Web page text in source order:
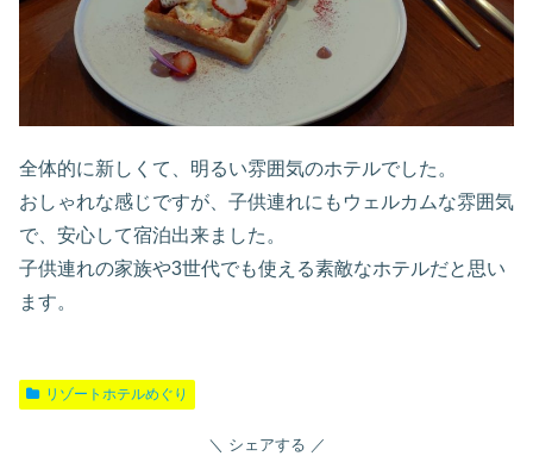
全体的に新しくて、明るい雰囲気のホテルでした。
おしゃれな感じですが、子供連れにもウェルカムな雰囲気
で、安心して宿泊出来ました。
子供連れの家族や3世代でも使える素敵なホテルだと思い
ます。
リゾートホテルめぐり
シェアする